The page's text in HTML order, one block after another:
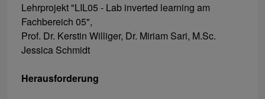
Lehrprojekt "LIL05 - Lab inverted learning am
Fachbereich 05",
Prof. Dr. Kerstin Williger, Dr. Miriam Sari, M.Sc.
Jessica Schmidt
Herausforderung